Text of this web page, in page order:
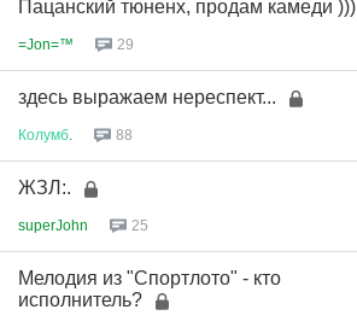
Пацанский тюненх, продам камеди )))
=Jon=™ 29
здесь выражаем нереспект...
Колумб 88
ЖЗЛ:.
superJohn 25
Мелодия из "Спортлото" - кто
исполнитель?